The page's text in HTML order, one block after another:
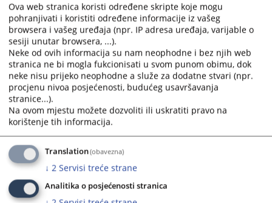
Trenutno nema vijesti
Ova web stranica koristi određene skripte koje mogu
pohranjivati i koristiti određene informacije iz vašeg
browsera i vašeg uređaja (npr. IP adresa uređaja, varijable o
sesiji unutar browsera, ...).
Neke od ovih informacija su nam neophodne i bez njih web
stranica ne bi mogla fukcionisati u svom punom obimu, dok
neke nisu prijeko neophodne a služe za dodatne stvari (npr.
procjenu nivoa posjećenosti, budućeg usavršavanja
stranice...).
Na ovom mjestu možete dozvoliti ili uskratiti pravo na
korištenje tih informacija.
Translation(obavezna)
↓ 2 Servisi treće strane
Analitika o posjećenosti stranica